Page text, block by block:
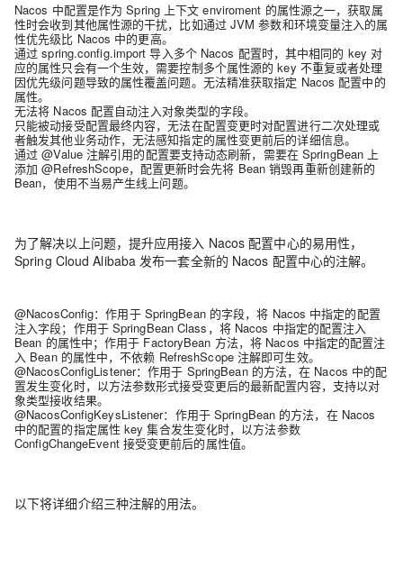
Nacos 中配置是作为 Spring 上下文 enviroment 的属性源之一，获取属
性时会收到其他属性源的干扰，比如通过 JVM 参数和环境变量注入的属
性优先级比 Nacos 中的更高。
通过 spring.config.import 导入多个 Nacos 配置时，其中相同的 key 对
应的属性只会有一个生效，需要控制多个属性源的 key 不重复或者处理
因优先级问题导致的属性覆盖问题。无法精准获取指定 Nacos 配置中的
属性。
无法将 Nacos 配置自动注入对象类型的字段。
只能被动接受配置最终内容，无法在配置变更时对配置进行二次处理或
者触发其他业务动作，无法感知指定的属性变更前后的详细信息。
通过 @Value 注解引用的配置要支持动态刷新，需要在 SpringBean 上
添加 @RefreshScope，配置更新时会先将 Bean 销毁再重新创建新的
Bean，使用不当易产生线上问题。
为了解决以上问题，提升应用接入 Nacos 配置中心的易用性，
Spring Cloud Alibaba 发布一套全新的 Nacos 配置中心的注解。
@NacosConfig：作用于 SpringBean 的字段，将 Nacos 中指定的配置
注入字段；作用于 SpringBean Class，将 Nacos 中指定的配置注入
Bean 的属性中；作用于 FactoryBean 方法，将 Nacos 中指定的配置注
入 Bean 的属性中，不依赖 RefreshScope 注解即可生效。
@NacosConfigListener：作用于 SpringBean 的方法，在 Nacos 中的配
置发生变化时，以方法参数形式接受变更后的最新配置内容，支持以对
象类型接收结果。
@NacosConfigKeysListener：作用于 SpringBean 的方法，在 Nacos
中的配置的指定属性 key 集合发生变化时，以方法参数
ConfigChangeEvent 接受变更前后的属性值。
以下将详细介绍三种注解的用法。